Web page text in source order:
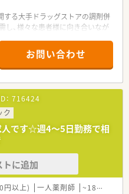
する大手ドラッグストアの調剤併
し、様々な患者様に向き合いなが
生、調剤設備、教育制度が整い
いる店舗です。枚数は比較的落
事することが可能です。
大手ドラッグストアです。さら
。
しています。
40店舗以上展開。
プできるポジションが多数あり！
、従業員割引制度など支出を減
んあります！
お問い合わせ
716424
ク
人です☆週4～5日勤務で相
に追加
円以上) 一人薬剤師 ~18時までの職場